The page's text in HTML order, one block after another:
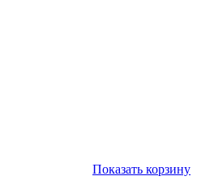
Показать корзину